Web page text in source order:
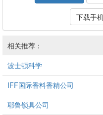
下载手
相关推荐：
波士顿科学
IFF国际香料香精公司
耶鲁锁具公司